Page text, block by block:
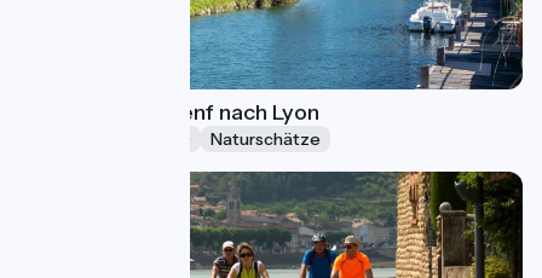
ViaRhôna von Genf nach Lyon
Naturschätze